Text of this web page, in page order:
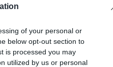
of your personal or
below opt-out section to
is processed you may
utilized by us or personal